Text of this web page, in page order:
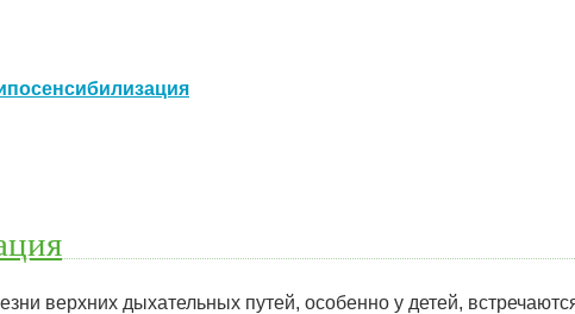
верхних дыхательных путей, особенно у детей,